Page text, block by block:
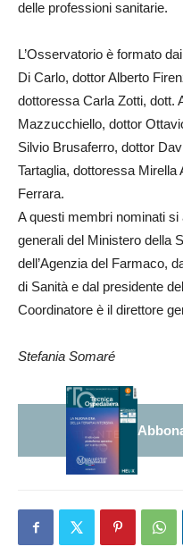
delle professioni sanitarie.
L’Osservatorio è formato
Di Carlo, dottor Alberto
dottoressa Carla Zotti, dott.
Mazzucchiello, dottor
Silvio Brusaferro, dottor
Tartaglia, dottoressa
Ferrara.
A questi membri nominati
generali del Ministero della
dell’Agenzia del Farmaco,
di Sanità e dal presidente
Coordinatore è il direttore
Stefania Somaré